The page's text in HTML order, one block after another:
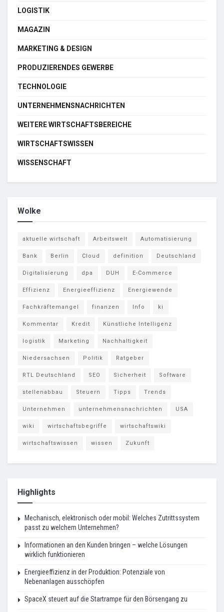
LOGISTIK
MAGAZIN
MARKETING & DESIGN
PRODUZIERENDES GEWERBE
TECHNOLOGIE
UNTERNEHMENSNACHRICHTEN
WEITERE WIRTSCHAFTSBEREICHE
WIRTSCHAFTSWISSEN
WISSENSCHAFT
Wolke
aktuelle wirtschaft Arbeitswelt Automatisierung
Bank Berlin Cloud definition Deutschland
Digitalisierung dpa DUH E-Commerce
Effizienz Energieeffizienz Energiewende
Fachkräftemangel finanzen Info ki
Kommentar Kredit Künstliche Intelligenz
logistik Marketing Nachhaltigkeit
Niedersachsen Politik Ratgeber
RTL Deutschland SEO Sicherheit Software
stellenabbau Steuern Tipps Trends
Unternehmen unternehmensnachrichten USA
wiki wirtschaftsbegriffe wirtschaftswiki
wirtschaftswissen wissen Zukunft
Highlights
Mechanisch, elektronisch oder mobil: Welches Zutrittssystem
passt zu welchem Unternehmen?
Informationen an den Kunden bringen – welche Lösungen
wirklich funktionieren
Energieeffizienz in der Produktion: Potenziale von
Nebenanlagen ausschöpfen
SpaceX steuert auf die Startrampe für den Börsengang zu